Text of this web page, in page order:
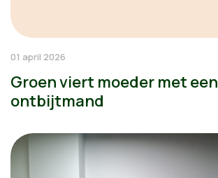
01 april 2026
Groen viert moeder met een
ontbijtmand